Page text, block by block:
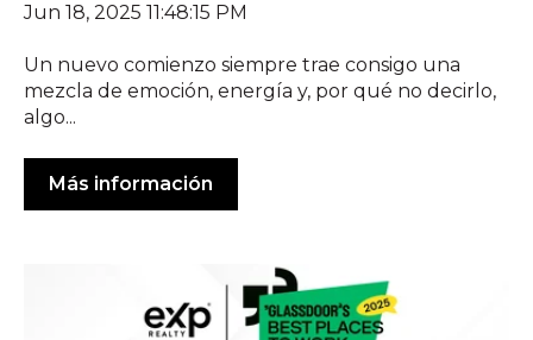
Jun 18, 2025 11:48:15 PM
Un nuevo comienzo siempre trae consigo una
mezcla de emoción, energía y, por qué no decirlo,
algo...
Más información